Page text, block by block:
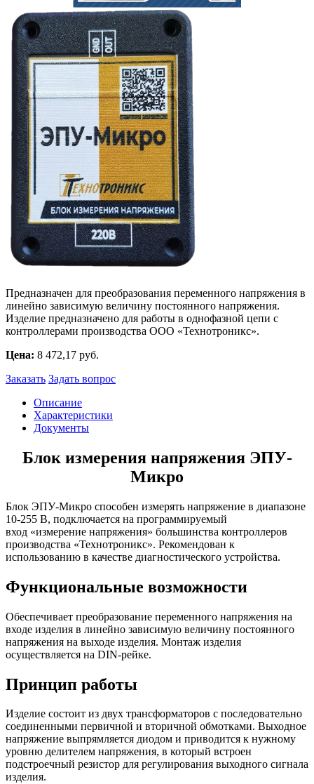
Предназначен для преобразования переменного напряжения в
линейно зависимую величину постоянного напряжения.
Изделие предназначено для работы в однофазной цепи с
контроллерами производства ООО «Технотроникс».
Цена: 8 472,17 руб.
Заказать Задать вопрос
Описание
Характеристики
Документы
Блок измерения напряжения ЭПУ-
Микро
Блок ЭПУ-Микро способен измерять напряжение в диапазоне
10-255 В, подключается на программируемый
вход «измерение напряжения» большинства контроллеров
производства «Технотроникс». Рекомендован к
использованию в качестве диагностического устройства.
Функциональные возможности
Обеспечивает преобразование переменного напряжения на
входе изделия в линейно зависимую величину постоянного
напряжения на выходе изделия. Монтаж изделия
осуществляется на DIN-рейке.
Принцип работы
Изделие состоит из двух трансформаторов с последовательно
соединенными первичной и вторичной обмотками. Выходное
напряжение выпрямляется диодом и приводится к нужному
уровню делителем напряжения, в который встроен
подстроечный резистор для регулирования выходного сигнала
изделия.